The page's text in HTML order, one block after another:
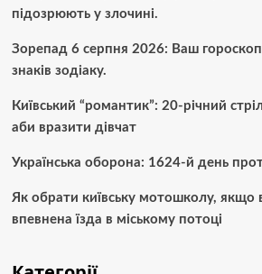
підозрюють у злочині.
Зорепад 6 серпня 2026: Ваш гороскоп
знаків зодіаку.
Київський “романтик”: 20-річний
аби вразити дівчат
Українська оборона: 1624-й день
Як обрати київську мотошколу, якщо
впевнена їзда в міському потоці